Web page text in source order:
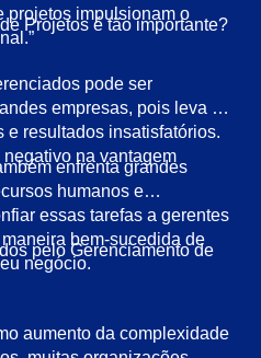
projetos impulsionam o
Projetos é tão importante?
pode ser
empresas, pois leva a
e resultados insatisfatórios.
na vantagem
enfrenta grandes
humanos e
essas tarefas a gerentes
bem-sucedida de
negócio.
pelo Gerenciamento de
aumento da complexidade